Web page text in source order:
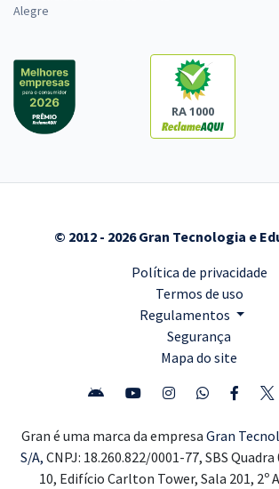
Alegre
RA 1000
© 2012 - 2026 Gran Tecnologia e
Política de privacidade
Termos de uso
Regulamentos
Segurança
Mapa do site
Gran é uma marca da empresa Gran
S/A, CNPJ: 18.260.822/0001-77, SBS
10, Edifício Carlton Tower, Sala 201, 2º